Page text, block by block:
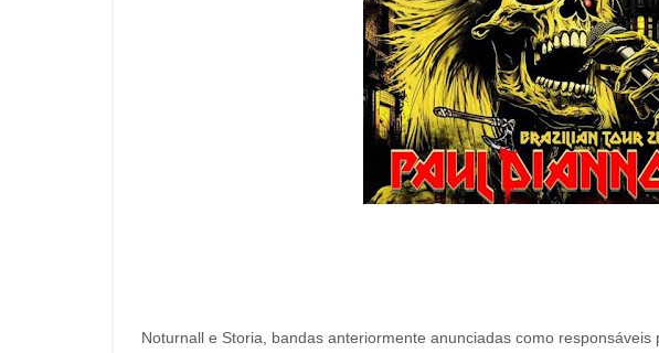
Noturnall e Storia, bandas anteriormente anunciadas como